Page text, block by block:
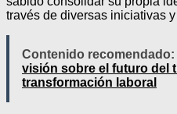
través de diversas iniciativas
Contenido recomendado:
visión sobre el futuro del
transformación laboral